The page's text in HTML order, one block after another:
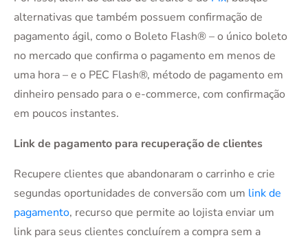
alternativas que também possuem confirmação de
pagamento ágil, como o Boleto Flash® – o único boleto
no mercado que confirma o pagamento em menos de
uma hora – e o PEC Flash®, método de pagamento em
dinheiro pensado para o e-commerce, com confirmação
em poucos instantes.
Link de pagamento para recuperação de clientes
Recupere clientes que abandonaram o carrinho e crie
segundas oportunidades de conversão com um link de
pagamento, recurso que permite ao lojista enviar um
link para seus clientes concluírem a compra sem a